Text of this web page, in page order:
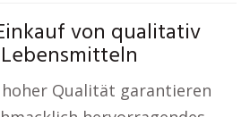
von qualitativ
Qualität garantieren